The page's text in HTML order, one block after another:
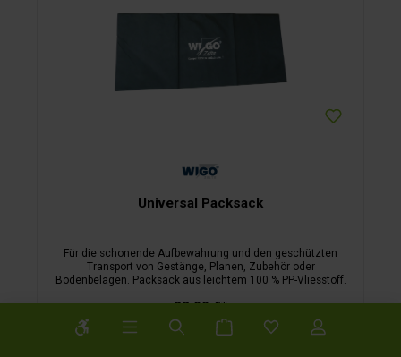
Werkzeugleiste anzeigen
Universal Packsack
Für die schonende Aufbewahrung und den geschützten
Transport von Gestänge, Planen, Zubehör oder
Bodenbelägen. Packsack aus leichtem 100 % PP-Vliesstoff.
23,00 €*